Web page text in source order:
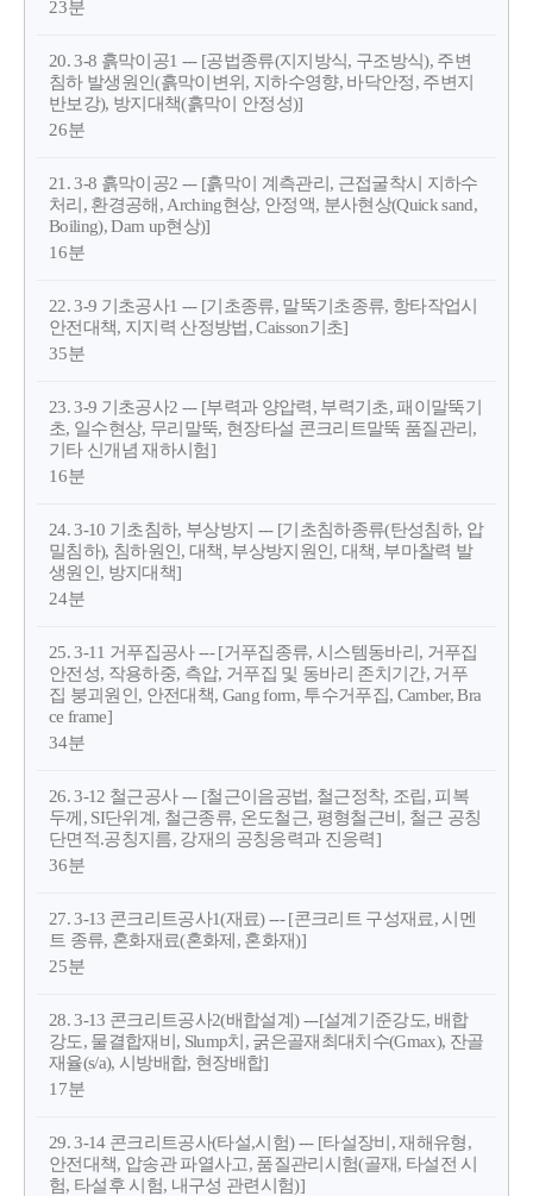
23분
20. 3-8 흙막이공1 --- [공법종류(지지방식, 구조방식), 주변
침하 발생원인(흙막이변위, 지하수영향, 바닥안정, 주변지
반보강), 방지대책(흙막이 안정성)]
26분
21. 3-8 흙막이공2 --- [흙막이 계측관리, 근접굴착시 지하수
처리, 환경공해, Arching현상, 안정액, 분사현상(Quick sand,
Boiling), Dam up현상)]
16분
22. 3-9 기초공사1 --- [기초종류, 말뚝기초종류, 항타작업시
안전대책, 지지력 산정방법, Caisson기초]
35분
23. 3-9 기초공사2 --- [부력과 양압력, 부력기초, 패이말뚝기
초, 일수현상, 무리말뚝, 현장타설 콘크리트말뚝 품질관리,
기타 신개념 재하시험]
16분
24. 3-10 기초침하, 부상방지 --- [기초침하종류(탄성침하, 압
밀침하), 침하원인, 대책, 부상방지원인, 대책, 부마찰력 발
생원인, 방지대책]
24분
25. 3-11 거푸집공사 --- [거푸집종류, 시스템동바리, 거푸집
안전성, 작용하중, 측압, 거푸집 및 동바리 존치기간, 거푸
집 붕괴원인, 안전대책, Gang form, 투수거푸집, Camber, Bra
ce frame]
34분
26. 3-12 철근공사 --- [철근이음공법, 철근정착, 조립, 피복
두께, SI단위계, 철근종류, 온도철근, 평형철근비, 철근 공칭
단면적.공칭지름, 강재의 공칭응력과 진응력]
36분
27. 3-13 콘크리트공사1(재료) --- [콘크리트 구성재료, 시멘
트 종류, 혼화재료(혼화제, 혼화재)]
25분
28. 3-13 콘크리트공사2(배합설계) ---[설계기준강도, 배합
강도, 물결합재비, Slump치, 굵은골재최대치수(Gmax), 잔골
재율(s/a), 시방배합, 현장배합]
17분
29. 3-14 콘크리트공사(타설,시험) --- [타설장비, 재해유형,
안전대책, 압송관 파열사고, 품질관리시험(골재, 타설전 시
험, 타설후 시험, 내구성 관련시험)]